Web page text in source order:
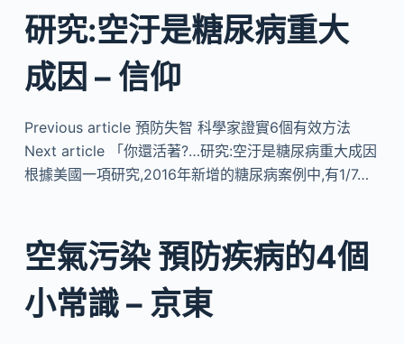
研究:空汙是糖尿病重大
成因 – 信仰
Previous article 預防失智 科學家證實6個有效方法
Next article 「你還活著?…研究:空汙是糖尿病重大成因
根據美國一項研究,2016年新增的糖尿病案例中,有1/7…
空氣污染 預防疾病的4個
小常識 – 京東